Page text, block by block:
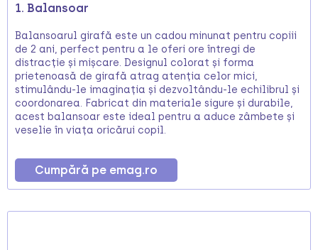
1. Balansoar
Balansoarul girafă este un cadou minunat pentru copiii
de 2 ani, perfect pentru a le oferi ore întregi de
distracție și mișcare. Designul colorat și forma
prietenoasă de girafă atrag atenția celor mici,
stimulându-le imaginația și dezvoltându-le echilibrul și
coordonarea. Fabricat din materiale sigure și durabile,
acest balansoar este ideal pentru a aduce zâmbete și
veselie în viața oricărui copil.
Cumpără pe emag.ro